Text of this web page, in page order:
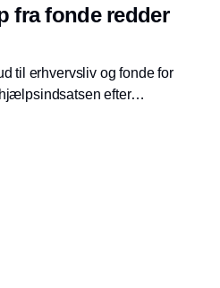
fra fonde redder
til erhvervsliv og fonde for
efter